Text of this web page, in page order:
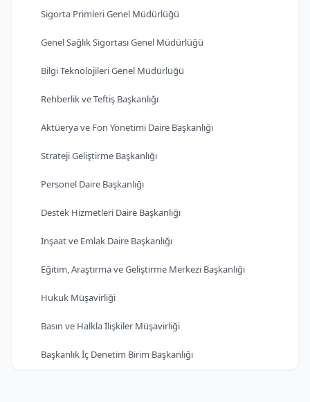
Sigorta Primleri Genel Müdürlüğü
Genel Sağlık Sigortası Genel Müdürlüğü
Bilgi Teknolojileri Genel Müdürlüğü
Rehberlik ve Teftiş Başkanlığı
Aktüerya ve Fon Yönetimi Daire Başkanlığı
Strateji Geliştirme Başkanlığı
Personel Daire Başkanlığı
Destek Hizmetleri Daire Başkanlığı
İnşaat ve Emlak Daire Başkanlığı
Eğitim, Araştırma ve Geliştirme Merkezi Başkanlığı
Hukuk Müşavirliği
Basın ve Halkla İlişkiler Müşavirliği
Başkanlık İç Denetim Birim Başkanlığı